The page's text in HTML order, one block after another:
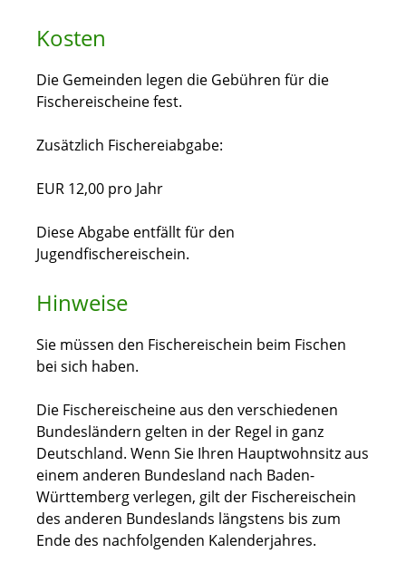
Kosten
Die Gemeinden legen die Gebühren für die
Fischereischeine fest.
Zusätzlich Fischereiabgabe:
EUR 12,00 pro Jahr
Diese Abgabe entfällt für den
Jugendfischereischein.
Hinweise
Sie müssen den Fischereischein beim Fischen
bei sich haben.
Die Fischereischeine aus den verschiedenen
Bundesländern gelten in der Regel in ganz
Deutschland. Wenn Sie Ihren Hauptwohnsitz aus
einem anderen Bundesland nach Baden-
Württemberg verlegen, gilt der Fischereischein
des anderen Bundeslands längstens bis zum
Ende des nachfolgenden Kalenderjahres.